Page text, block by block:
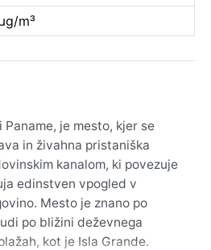
m³
je mesto, kjer se
in živahna pristaniška
kanalom, ki povezuje
edinstven vpogled v
Mesto je znano po
po bližini deževnega
kot je Isla Grande.